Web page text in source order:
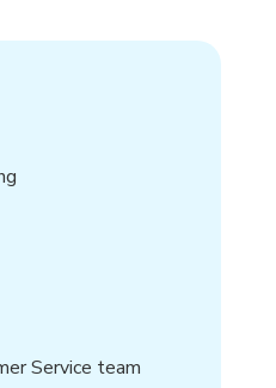
Service team